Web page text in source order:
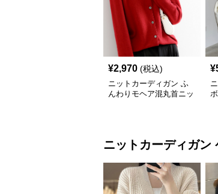
¥2,970 (税込)
ニットカーディガン ふ
んわりモヘア混丸首ニッ
¥
ニットカーディガン